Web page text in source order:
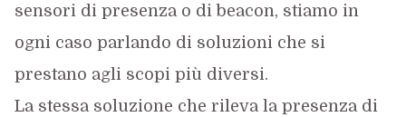
sensori di presenza o di beacon, stiamo in
ogni caso parlando di soluzioni che si
prestano agli scopi più diversi.
La stessa soluzione che rileva la presenza di